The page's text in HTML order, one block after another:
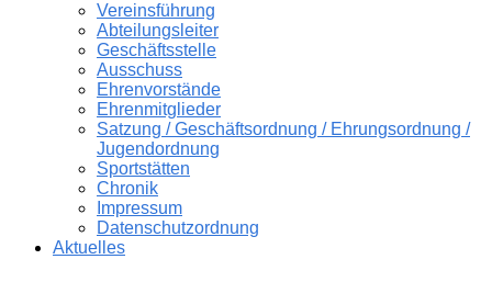
Vereinsführung
Abteilungsleiter
Geschäftsstelle
Ausschuss
Ehrenvorstände
Ehrenmitglieder
Satzung / Geschäftsordnung / Ehrungsordnung /
Jugendordnung
Sportstätten
Chronik
Impressum
Datenschutzordnung
Aktuelles